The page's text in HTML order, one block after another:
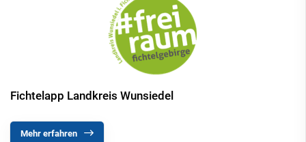
Fichtelapp Landkreis Wunsiedel
Mehr erfahren